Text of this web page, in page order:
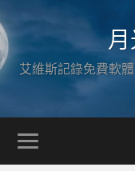
艾維斯記錄免費軟